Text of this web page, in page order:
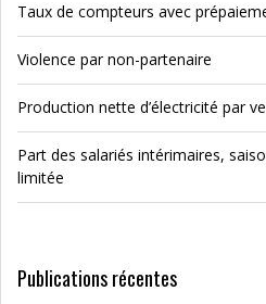
Taux de compteurs avec
Violence par non-partenaire
Production nette d’électricité par
Part des salariés intérimaires,
limitée
Publications récentes